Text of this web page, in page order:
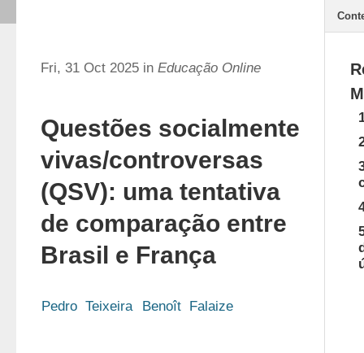
Fri, 31 Oct 2025 in Educação Online
Questões socialmente
vivas/controversas
(QSV): uma tentativa
de comparação entre
Brasil e França
Pedro  Teixeira Benoît  Falaize